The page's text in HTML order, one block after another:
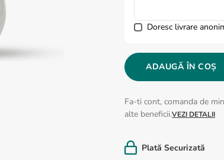
Doresc livrare
ADAUGĂ ÎN COȘ
Fa-ti cont, comanda de
alte beneficii.VEZI DETALII
Plată Securizată